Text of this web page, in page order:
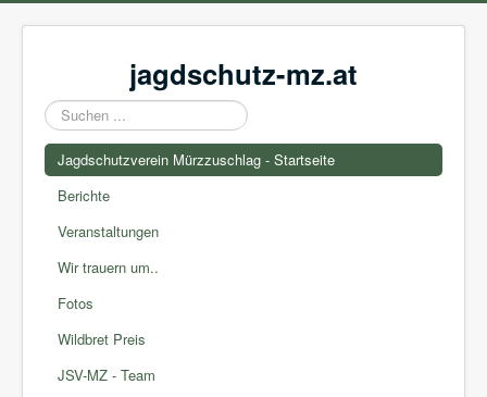
jagdschutz-mz.at
Suchen
...
Jagdschutzverein Mürzzuschlag - Startseite
Berichte
Veranstaltungen
Wir trauern um..
Fotos
Wildbret Preis
JSV-MZ - Team